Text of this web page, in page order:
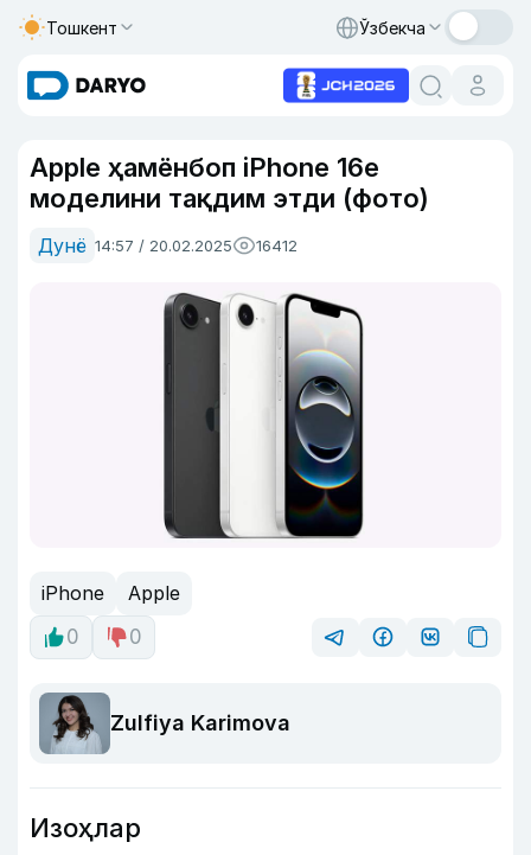
Тошкент Ўзбекча
Apple ҳамёнбоп iPhone 16e
моделини тақдим этди (фото)
Дунё 14:57 / 20.02.2025 16412
iPhone
Apple
0
0
Zulfiya Karimova
Изоҳлар